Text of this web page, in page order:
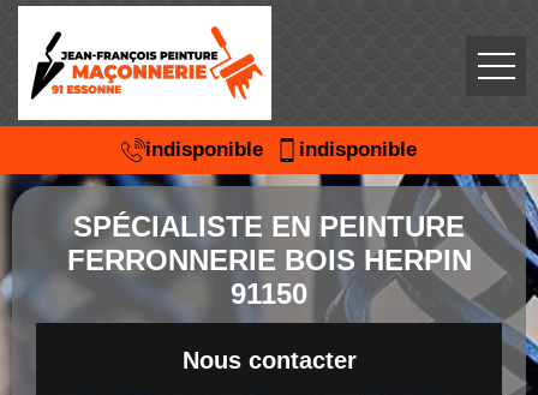
indisponible indisponible
SPÉCIALISTE EN PEINTURE
FERRONNERIE BOIS HERPIN
91150
Nous contacter